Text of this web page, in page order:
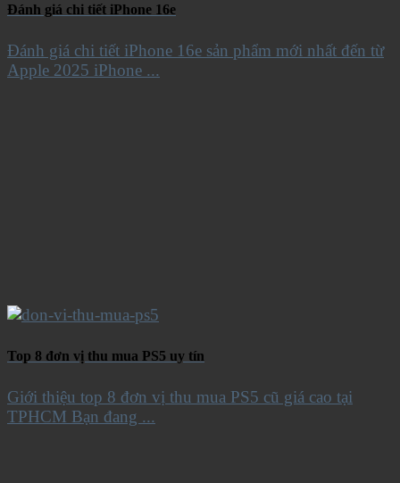
Đánh giá chi tiết iPhone 16e
Đánh giá chi tiết iPhone 16e sản phẩm mới nhất đến từ
Apple 2025 iPhone ...
Top 8 đơn vị thu mua PS5 uy tín
Giới thiệu top 8 đơn vị thu mua PS5 cũ giá cao tại
TPHCM Bạn đang ...